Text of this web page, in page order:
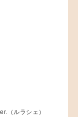
（ルラシェ）